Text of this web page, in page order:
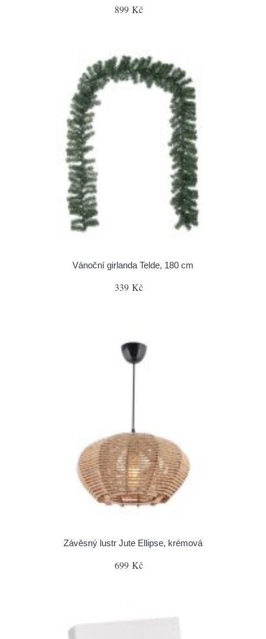
899 Kč
Vánoční girlanda Telde, 180 cm
339 Kč
Závěsný lustr Jute Ellipse, krémová
699 Kč